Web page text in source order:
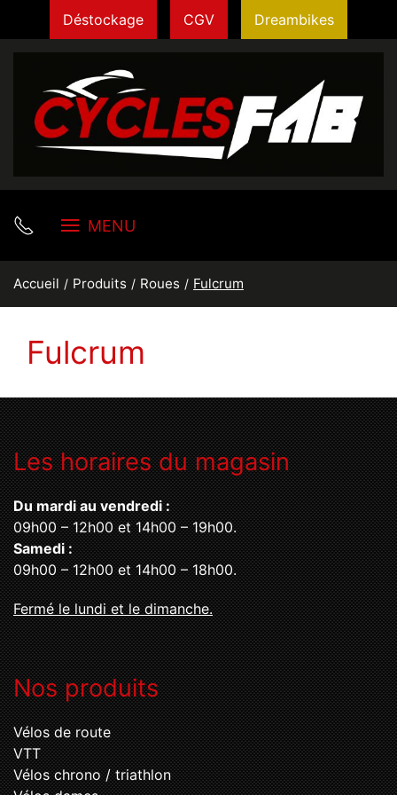
Déstockage CGV Dreambikes
MENU
Accueil Produits Roues Fulcrum
Fulcrum
Les horaires du magasin
Du mardi au vendredi :
09h00 – 12h00 et 14h00 – 19h00.
Samedi :
09h00 – 12h00 et 14h00 – 18h00.
Fermé le lundi et le dimanche.
Nos produits
Vélos de route
VTT
Vélos chrono / triathlon